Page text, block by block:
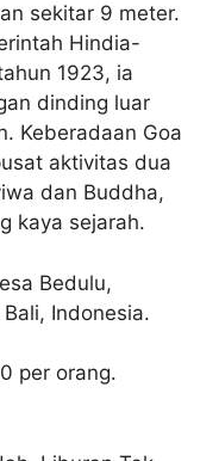
sekitar 9 meter.
Hindia-
1923, ia
dinding luar
Keberadaan Goa
aktivitas dua
dan Buddha,
kaya sejarah.
Bedulu,
Indonesia.
per orang.